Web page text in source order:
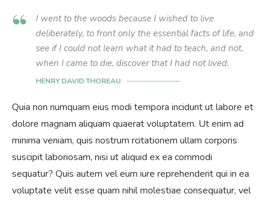
I went to the woods because I wished to live
deliberately, to front only the essential facts of life, and
see if I could not learn what it had to teach, and not,
when I came to die, discover that I had not lived.
HENRY DAVID THOREAU
Quia non numquam eius modi tempora incidunt ut labore et
dolore magnam aliquam quaerat voluptatem. Ut enim ad
minima veniam, quis nostrum rcitationem ullam corporis
suscipit laboriosam, nisi ut aliquid ex ea commodi
sequatur? Quis autem vel eum iure reprehenderit qui in ea
voluptate velit esse quam nihil molestiae consequatur, vel